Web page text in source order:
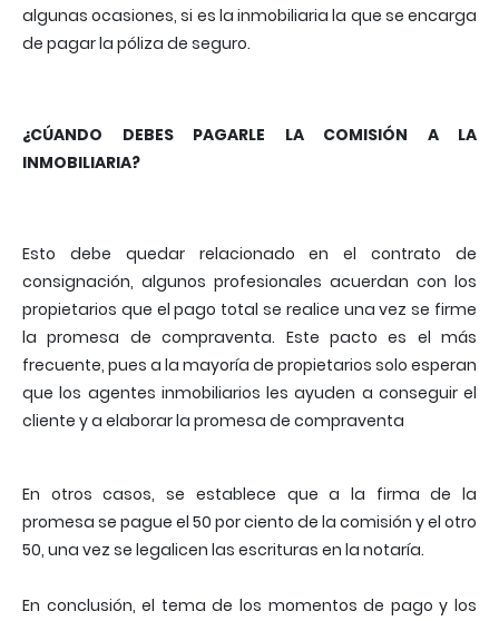
algunas ocasiones, si es la inmobiliaria la que se encarga
de pagar la póliza de seguro.
¿CÚANDO DEBES PAGARLE LA COMISIÓN A LA
INMOBILIARIA?
Esto debe quedar relacionado en el contrato de
consignación, algunos profesionales acuerdan con los
propietarios que el pago total se realice una vez se firme
la promesa de compraventa. Este pacto es el más
frecuente, pues a la mayoría de propietarios solo esperan
que los agentes inmobiliarios les ayuden a conseguir el
cliente y a elaborar la promesa de compraventa
En otros casos, se establece que a la firma de la
promesa se pague el 50 por ciento de la comisión y el otro
50, una vez se legalicen las escrituras en la notaría.
En conclusión, el tema de los momentos de pago y los